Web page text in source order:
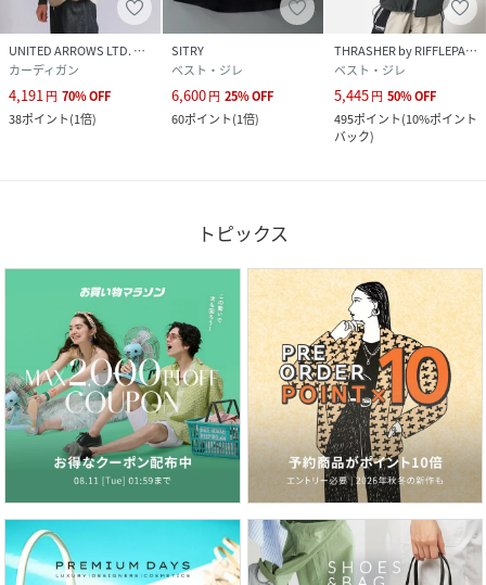
UNITED ARROWS LTD. OUTLET
カーディガン
4,191 円 70%OFF
38ポイント(1倍)
SITRY
ベスト・ジレ
6,600円 25%OFF
60ポイント(1倍)
THRASHER by RIFFLEPAGE
ベスト・ジレ
5,445円 50%OFF
495ポイント(10%ポイント
バック)
トピックス